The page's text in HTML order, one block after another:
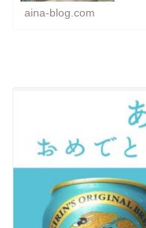
aina-blog.com